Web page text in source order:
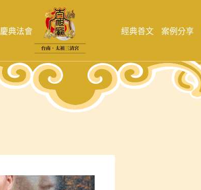
慶典法會 經典善文 案例分享